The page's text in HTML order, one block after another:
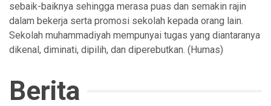
sebaik-baiknya sehingga merasa puas dan semakin rajin
dalam bekerja serta promosi sekolah kepada orang lain.
Sekolah muhammadiyah mempunyai tugas yang diantaranya
dikenal, diminati, dipilih, dan diperebutkan. (Humas)
Berita